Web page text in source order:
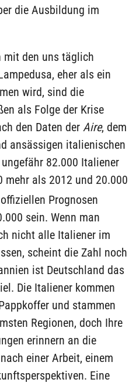
die Ausbildung im
mit den uns täglich
eher als ein
wird, sind die
als Folge der Krise
den Daten der Aire, dem
ansässigen italienischen
82.000 Italiener
mehr als 2012 und 20.000
Prognosen
sein. Wenn man
nicht alle Italiener im
scheint die Zahl noch
ist Deutschland das
Die Italiener kommen
und stammen
Regionen, doch Ihre
erinnern an die
einer Arbeit, einem
Eine